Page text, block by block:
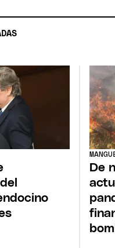
De